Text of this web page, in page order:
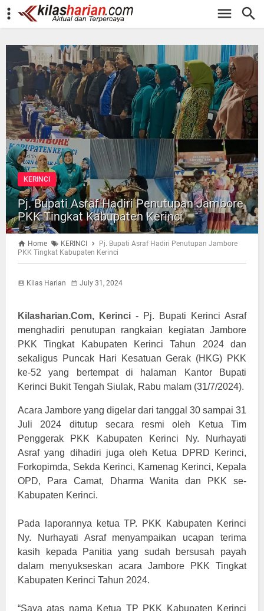
-->
KERINCI
Pj. Bupati Asraf Hadiri Penutupan Jambore
PKK Tingkat Kabupaten Kerinci
Home KERINCI
Pj. Bupati Asraf Hadiri Penutupan Jambore
PKK Tingkat Kabupaten Kerinci
Kilas Harian July 31, 2024
Kilasharian.Com, Kerinci - Pj. Bupati Kerinci Asraf
menghadiri penutupan rangkaian kegiatan Jambore
PKK Tingkat Kabupaten Kerinci Tahun 2024 dan
sekaligus Puncak Hari Kesatuan Gerak (HKG) PKK
ke-52 yang bertempat di halaman Kantor Bupati
Kerinci Bukit Tengah Siulak, Rabu malam (31/7/2024).
Acara Jambore yang digelar dari tanggal 30 sampai 31
Juli 2024 ditutup secara resmi oleh Ketua Tim
Penggerak PKK Kabupaten Kerinci Ny. Nurhayati
Asraf yang dihadiri juga oleh Ketua DPRD Kerinci,
Forkopimda, Sekda Kerinci, Kamenag Kerinci, Kepala
OPD, Para Camat, Dharma Wanita dan PKK se-
Kabupaten Kerinci.
Pada laporannya ketua TP. PKK Kabupaten Kerinci
Ny. Nurhayati Asraf menyampaikan ucapan terima
kasih kepada Panitia yang sudah bersusah payah
dalam menyukseskan acara Jambore PKK Tingkat
Kabupaten Kerinci Tahun 2024.
“Saya atas nama Ketua TP PKK Kabupaten Kerinci